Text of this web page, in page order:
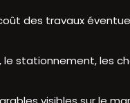
des travaux
le stationnement, les